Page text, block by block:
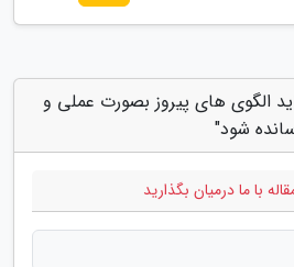
الگوی های پیروز بصورت عملی و
شود"
با ما درمیان بگذارید